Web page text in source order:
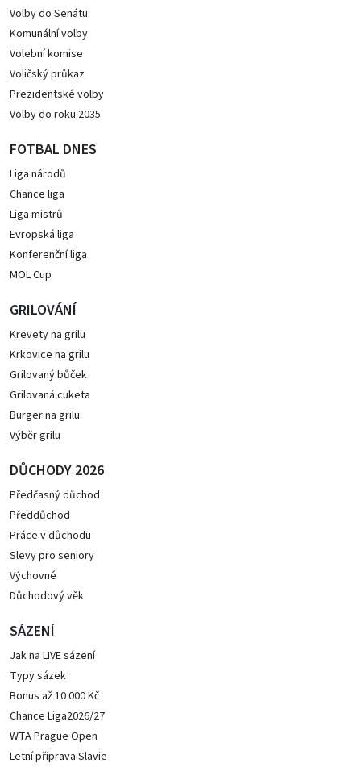
Volby do Senátu
Komunální volby
Volební komise
Voličský průkaz
Prezidentské volby
Volby do roku 2035
FOTBAL DNES
Liga národů
Chance liga
Liga mistrů
Evropská liga
Konferenční liga
MOL Cup
GRILOVÁNÍ
Krevety na grilu
Krkovice na grilu
Grilovaný bůček
Grilovaná cuketa
Burger na grilu
Výběr grilu
DŮCHODY 2026
Předčasný důchod
Předdůchod
Práce v důchodu
Slevy pro seniory
Výchovné
Důchodový věk
SÁZENÍ
Jak na LIVE sázení
Typy sázek
Bonus až 10 000 Kč
Chance Liga2026/27
WTA Prague Open
Letní příprava Slavie